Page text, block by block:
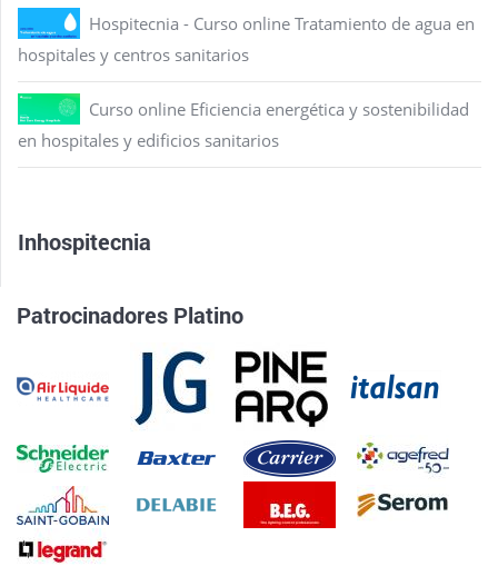
Hospitecnia - Curso online Tratamiento de agua en
hospitales y centros sanitarios
Curso online Eficiencia energética y sostenibilidad
en hospitales y edificios sanitarios
Inhospitecnia
Patrocinadores Platino